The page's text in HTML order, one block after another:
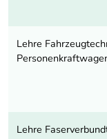
Lehre
Lehre